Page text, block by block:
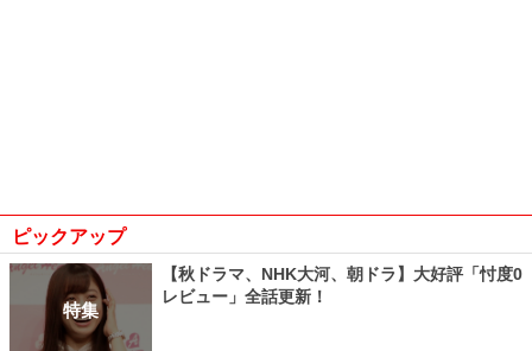
ピックアップ
特集
【秋ドラマ、NHK大河、朝ドラ】大好評「忖度0
レビュー」全話更新！